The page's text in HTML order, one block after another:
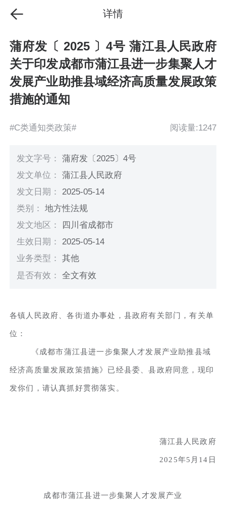
详情
蒲府发〔 2025 〕4号 蒲江县人民政府
关于印发成都市蒲江县进一步集聚人才
发展产业助推县域经济高质量发展政策
措施的通知
#C类通知类政策# 阅读量:1247
发文字号：蒲府发〔2025〕4号
发文单位：蒲江县人民政府
发文日期： 2025-05-14
类别：地方性法规
发文地区：
四川省成都市
生效日期： 2025-05-14
业务类型：其他
是否有效：全文有效
各镇人民政府、各街道办事处，县政府有关部门，有关单
位：
《成都市蒲江县进一步集聚人才发展产业助推县域
经济高质量发展政策措施》已经县委、县政府同意，现印
发你们，请认真抓好贯彻落实。
蒲江县人民政府
2025年5月14日
成都市蒲江县进一步集聚人才发展产业